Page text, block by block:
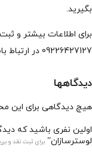
بگیرید.
برای اطلاعات بیشتر و
09226427127 در ارتباط باشید.
دیدگاهها
هیچ دیدگاهی برای این
لوسترسازان” برای ثبت نقد و